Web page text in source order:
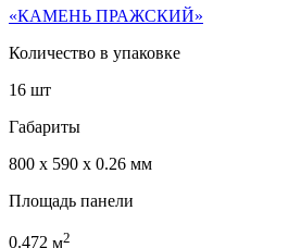
«КАМЕНЬ ПРАЖСКИЙ»
Количество в упаковке
16 шт
Габариты
800 x 590 x 0.26 мм
Площадь панели
0.472 м2